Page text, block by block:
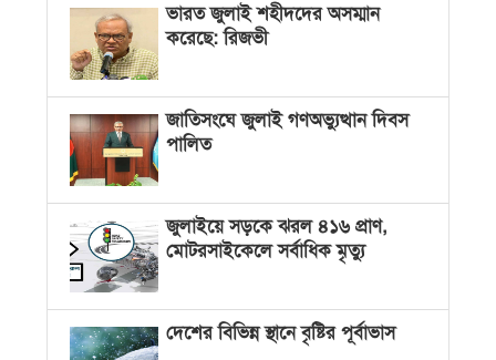
ভারত জুলাই শহীদদের অসম্মান
করেছে: রিজভী
জাতিসংঘে জুলাই গণঅভ্যুত্থান দিবস
পালিত
জুলাইয়ে সড়কে ঝরল ৪১৬ প্রাণ,
মোটরসাইকেলে সর্বাধিক মৃত্যু
দেশের বিভিন্ন স্থানে বৃষ্টির পূর্বাভাস